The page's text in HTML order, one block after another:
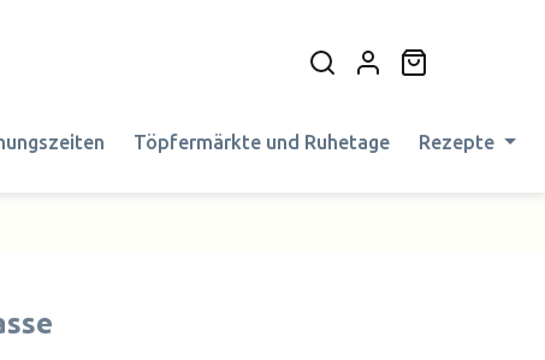
Töpfermärkte und Ruhetage Rezepte